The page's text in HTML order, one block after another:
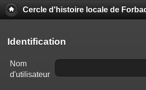
Cercle d'histoire locale de
Identification
Nom
d'utilisateur